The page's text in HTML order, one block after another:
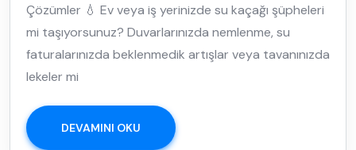
Çözümler 💧 Ev veya iş yerinizde su kaçağı şüpheleri
mi taşıyorsunuz? Duvarlarınızda nemlenme, su
faturalarınızda beklenmedik artışlar veya tavanınızda
lekeler mi
DEVAMINI OKU